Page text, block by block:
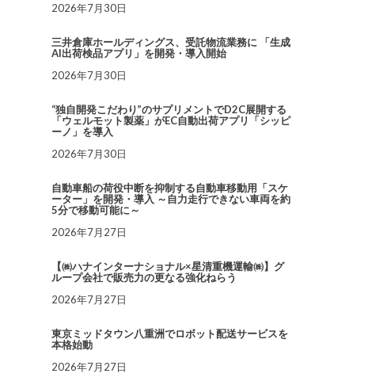
2026年7月30日
三井倉庫ホールディングス、受託物流業務に 「生成
AI出荷検品アプリ」を開発・導入開始
2026年7月30日
“独自開発こだわり”のサプリメントでD2C展開する
「ウェルモット製薬」がEC自動出荷アプリ「シッピ
ーノ」を導入
2026年7月30日
自動車船の荷役中断を抑制する自動車移動用「スケ
ーター」を開発・導入 ～自力走行できない車両を約
5分で移動可能に～
2026年7月27日
【㈱ハナインターナショナル×星清重機運輸㈱】グ
ループ会社で販売力の更なる強化ねらう
2026年7月27日
東京ミッドタウン八重洲でロボット配送サービスを
本格始動
2026年7月27日